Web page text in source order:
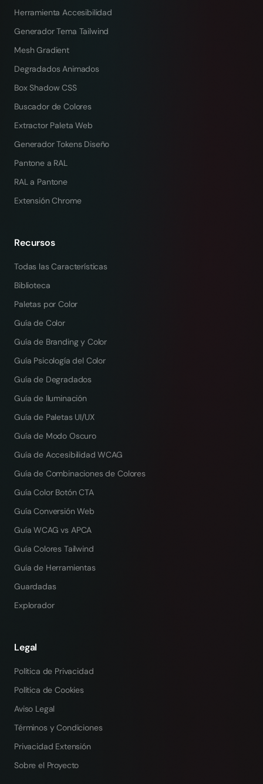
Herramienta Accesibilidad
Generador Tema Tailwind
Mesh Gradient
Degradados Animados
Box Shadow CSS
Buscador de Colores
Extractor Paleta Web
Generador Tokens Diseño
Pantone a RAL
RAL a Pantone
Extensión Chrome
Recursos
Todas las Características
Biblioteca
Paletas por Color
Guía de Color
Guía de Branding y Color
Guía Psicología del Color
Guía de Degradados
Guía de Iluminación
Guía de Paletas UI/UX
Guía de Modo Oscuro
Guía de Accesibilidad WCAG
Guía de Combinaciones de Colores
Guía Color Botón CTA
Guía Conversión Web
Guía WCAG vs APCA
Guía Colores Tailwind
Guía de Herramientas
Guardadas
Explorador
Legal
Política de Privacidad
Política de Cookies
Aviso Legal
Términos y Condiciones
Privacidad Extensión
Sobre el Proyecto